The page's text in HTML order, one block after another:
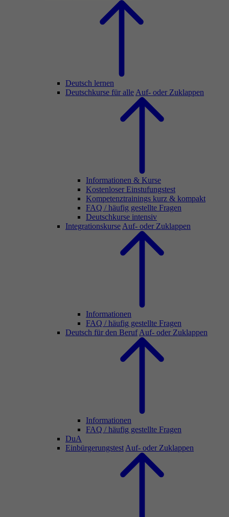
Deutsch lernen
Deutschkurse für alle Auf- oder Zuklappen
Informationen & Kurse
Kostenloser Einstufungstest
Kompetenztrainings kurz & kompakt
FAQ / häufig gestellte Fragen
Deutschkurse intensiv
Integrationskurse Auf- oder Zuklappen
Informationen
FAQ / häufig gestellte Fragen
Deutsch für den Beruf Auf- oder Zuklappen
Informationen
FAQ / häufig gestellte Fragen
DuA
Einbürgerungstest Auf- oder Zuklappen